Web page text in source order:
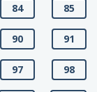
84 85
90 91
97 98